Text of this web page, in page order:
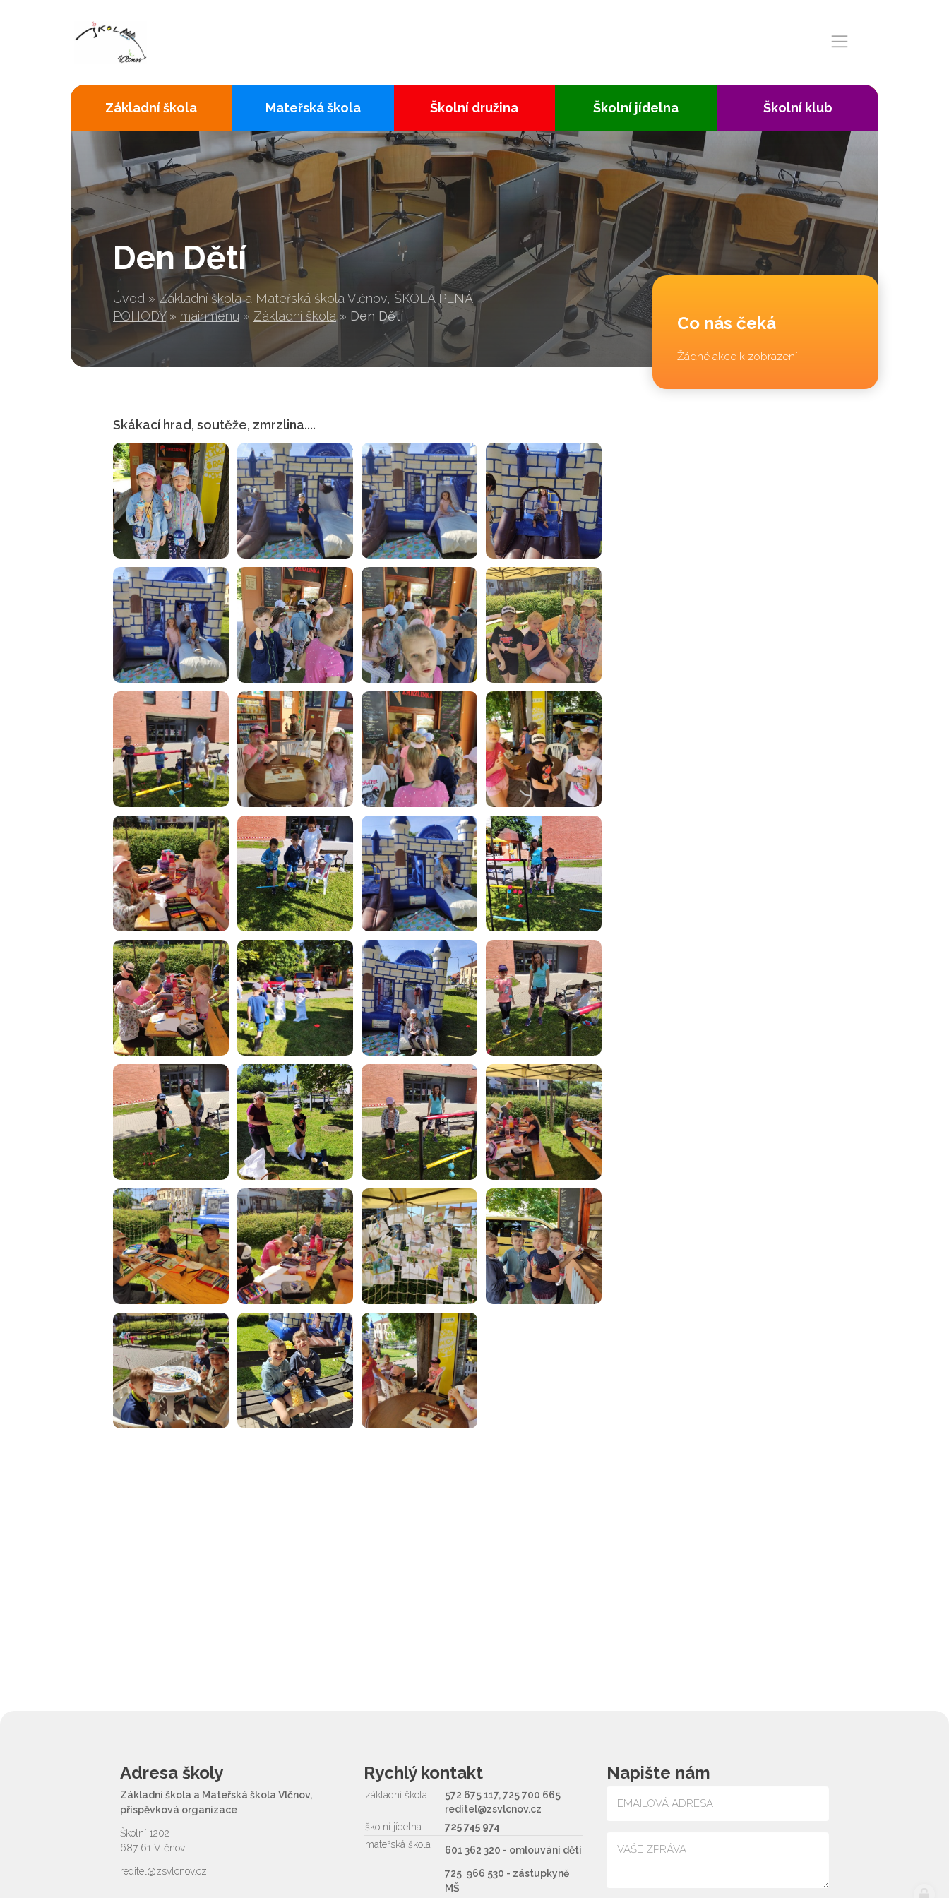
Den Dětí
Úvod » Základní škola a Mateřská škola Vlčnov, ŠKOLA PLNÁ
POHODY » mainmenu » Základní škola » Den Dětí
Základní škola Mateřská škola Školní družina Školní jídelna Školní klub
Skákací hrad, soutěže, zmrzlina....
Co nás čeká
Žádné akce k zobrazení
Adresa školy
Základní škola a Mateřská škola Vlčnov,
příspěvková organizace
Školní 1202
687 61 Vlčnov
reditel@zsvlcnov.cz
Rychlý kontakt
základní škola
572 675 117, 725 700 665
reditel@zsvlcnov.cz
školní jídelna
725 745 974
mateřská škola
601 362 320 - omlouvání dětí
725 966 530 - zástupkyně
MŠ
Napište nám